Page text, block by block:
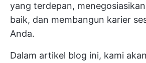
yang terdepan,
baik, dan membangun karier
Anda.
Dalam artikel blog ini, kami